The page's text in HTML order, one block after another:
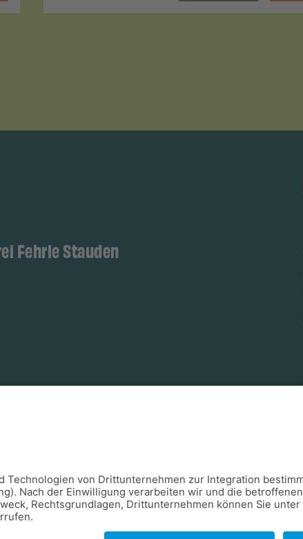
Fehrle Stauden